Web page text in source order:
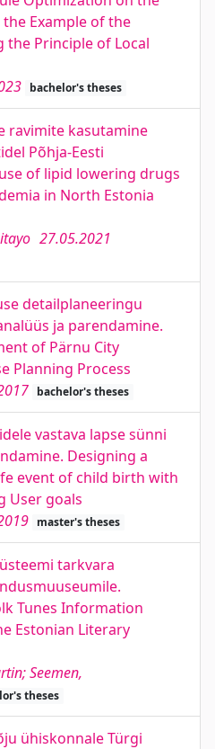
the Example of the
the Principle of Local
bachelor's theses
ravimite kasutamine
Põhja-Eesti
of lipid lowering drugs
in North Estonia
27.05.2021
detailplaneeringu
ja parendamine.
of Pärnu City
Planning Process
bachelor's theses
vastava lapse sünni
Designing a
event of child birth with
User goals
master's theses
tarkvara
Tunes Information
Estonian Literary
Seemen,
theses
ühiskonnale Türgi